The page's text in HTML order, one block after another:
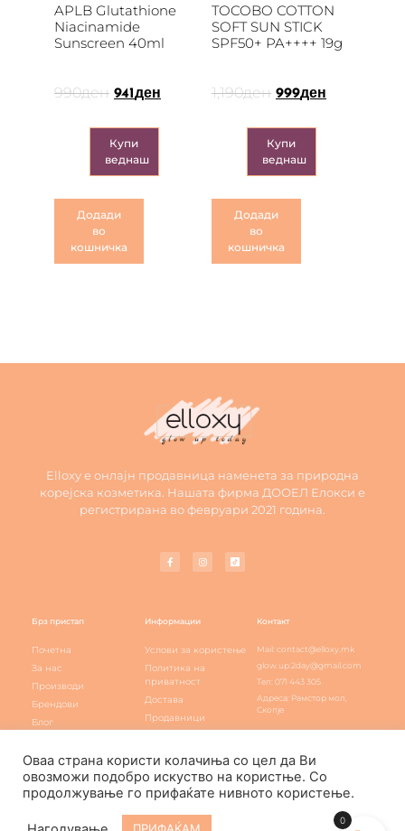
APLB Glutathione
Niacinamide
Sunscreen 40ml
990ден 941 ден
Купи
веднаш
Додади
во
кошничка
TOCOBO COTTON
SOFT SUN STICK
SPF50+ PA++++ 19g
1,190ден 999ден
Купи
веднаш
Додади
во
кошничка
Elloxy е онлајн продавница наменета за природна
корејска козметика. Нашата фирма ДООЕЛ Елокси е
регистрирана во февруари 2021 година.
Брз пристап
Почетна
За нас
Производи
Брендови
Блог
Информации
Услови за користење
Политика на
приватност
Достава
Продавници
Контакт
Mail: contact@elloxy.mk
glow.up.2day@gmail.com
Тел: 071 443 305
Адреса: Рамстор мол,
Скопје
Elloxy Cosmetic © All rights reserved
Оваа страна користи колачиња со цел да Ви
овозможи подобро искуство на користње. Со
продолжување го прифаќате нивното користење.
0